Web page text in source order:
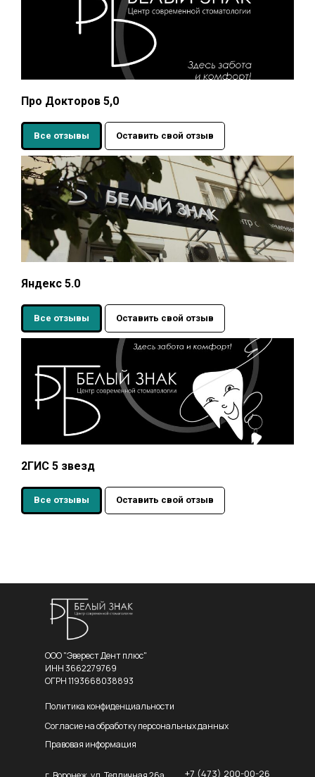
Про Докторов 5,0
Все отзывы Оставить свой отзыв
Яндекс 5.0
Все отзывы Оставить свой отзыв
2ГИС 5 звезд
Все отзывы Оставить свой отзыв
Политика конфиденциальности
Согласие на обработку персональных данных
Правовая информация
ООО "Эверест Дент плюс"
ИНН 3662279769
ОГРН 1193668038893
+7 (473) 200-00-26